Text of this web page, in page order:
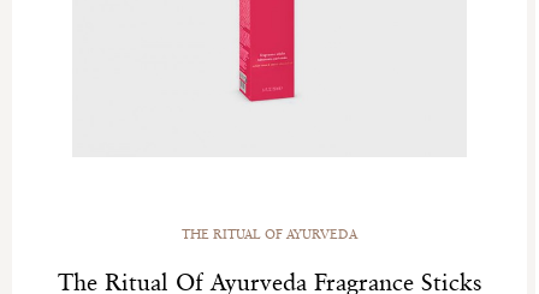
THE RITUAL OF AYURVEDA
The Ritual Of Ayurveda Fragrance Sticks